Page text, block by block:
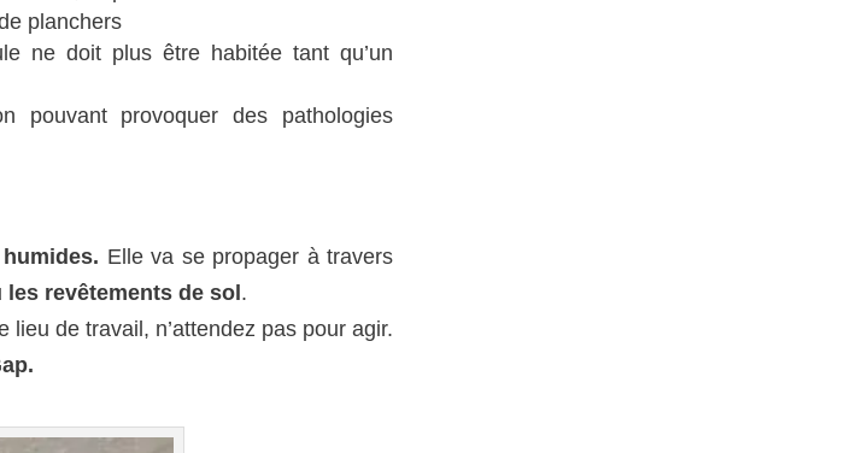
planchers
ne doit plus être habitée tant qu’un
pouvant provoquer des pathologies
Elle va se propager à travers
revêtements de sol .
de travail, n’attendez pas pour agir.